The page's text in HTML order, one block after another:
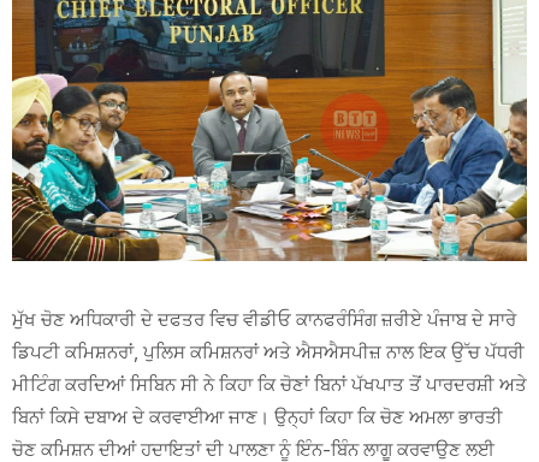
ਮੁੱਖ ਚੋਣ ਅਧਿਕਾਰੀ ਦੇ ਦਫਤਰ ਵਿਚ ਵੀਡੀਓ ਕਾਨਫਰੰਸਿੰਗ ਜ਼ਰੀਏ ਪੰਜਾਬ ਦੇ ਸਾਰੇ
ਡਿਪਟੀ ਕਮਿਸ਼ਨਰਾਂ, ਪੁਲਿਸ ਕਮਿਸ਼ਨਰਾਂ ਅਤੇ ਐਸਐਸਪੀਜ਼ ਨਾਲ ਇਕ ਉੱਚ ਪੱਧਰੀ
ਮੀਟਿੰਗ ਕਰਦਿਆਂ ਸਿਬਿਨ ਸੀ ਨੇ ਕਿਹਾ ਕਿ ਚੋਣਾਂ ਬਿਨਾਂ ਪੱਖਪਾਤ ਤੋਂ ਪਾਰਦਰਸ਼ੀ ਅਤੇ
ਬਿਨਾਂ ਕਿਸੇ ਦਬਾਅ ਦੇ ਕਰਵਾਈਆ ਜਾਣ। ਉਨ੍ਹਾਂ ਕਿਹਾ ਕਿ ਚੋਣ ਅਮਲਾ ਭਾਰਤੀ
ਚੋਣ ਕਮਿਸ਼ਨ ਦੀਆਂ ਹਦਾਇਤਾਂ ਦੀ ਪਾਲਣਾ ਨੂੰ ਇੰਨ-ਬਿੰਨ ਲਾਗੂ ਕਰਵਾਉਣ ਲਈ